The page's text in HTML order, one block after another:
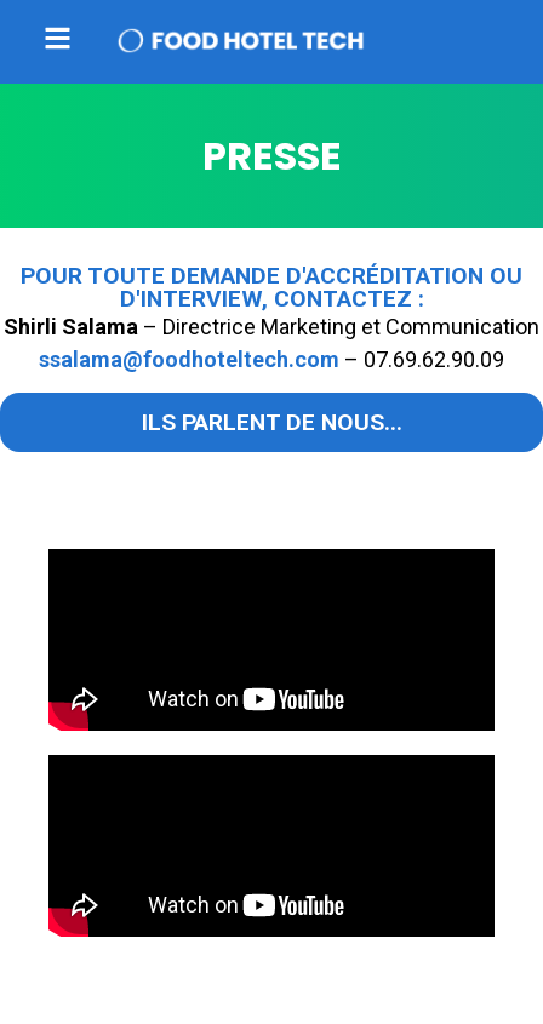
PRESSE
POUR TOUTE DEMANDE D'ACCRÉDITATION OU
D'INTERVIEW, CONTACTEZ :
Shirli Salama – Directrice Marketing et Communication
ssalama@foodhoteltech.com – 07.69.62.90.09
ILS PARLENT DE NOUS...